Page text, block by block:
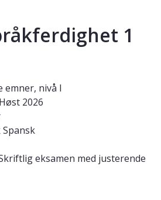
språkferdighet 1 -
1
emner, nivå I
Høst 2026
Spansk
eksamen med justerende